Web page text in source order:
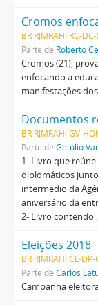
Cromos
BR RJMRAHI RC-
Parte de Roberto
Cromos (21),
enfocando a
manifestações
BR RJMRAHI GV-
Parte de Getúlio
1- Livro que
diplomáticos
intermédio da
aniversário da
2- Livro contendo
Eleições 2018
BR RJMRAHI CL-DP-
Parte de Carlos
Campanha